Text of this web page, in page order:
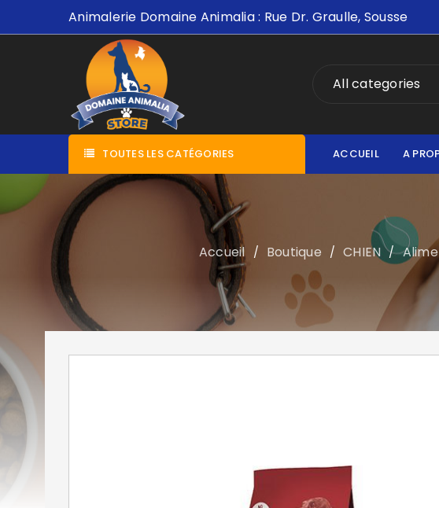
Animalerie Domaine Animalia : Rue Dr. Graulle, Sousse
All categories
TOUTES LES CATÉGORIES ACCUEIL A
Accueil / Boutique / CHIEN /